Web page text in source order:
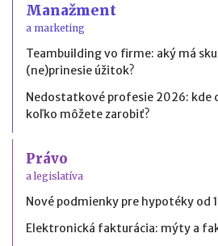
Manažment
a marketing
Teambuilding vo firme: aký má
(ne)prinesie úžitok?
Nedostatkové profesie 2026: kde
koľko môžete zarobiť?
Právo
a legislatíva
Nové podmienky pre hypotéky od
Elektronická fakturácia: mýty a